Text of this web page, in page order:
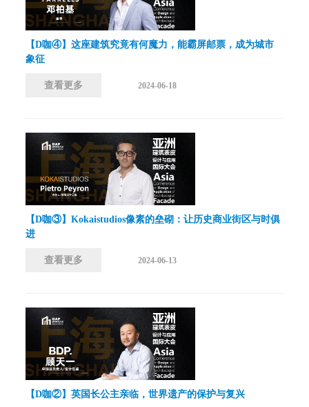
【D咖④】这座建筑究竟有何魔力，能霸屏邮票，成为城市
象征
查看更多 2024-06-18
【D咖③】Kokaistudios像素的垒砌：让历史商业街区与时俱
进
查看更多 2024-06-13
【D咖②】英国长公主亲临，世界遗产的保护与复兴